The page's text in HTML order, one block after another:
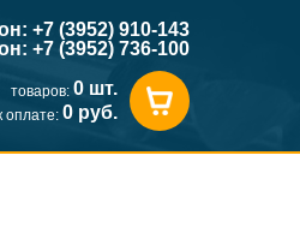
+7 (3952) 910-143
+7 (3952) 736-100
товаров: 0 шт.
оплате: 0 руб.